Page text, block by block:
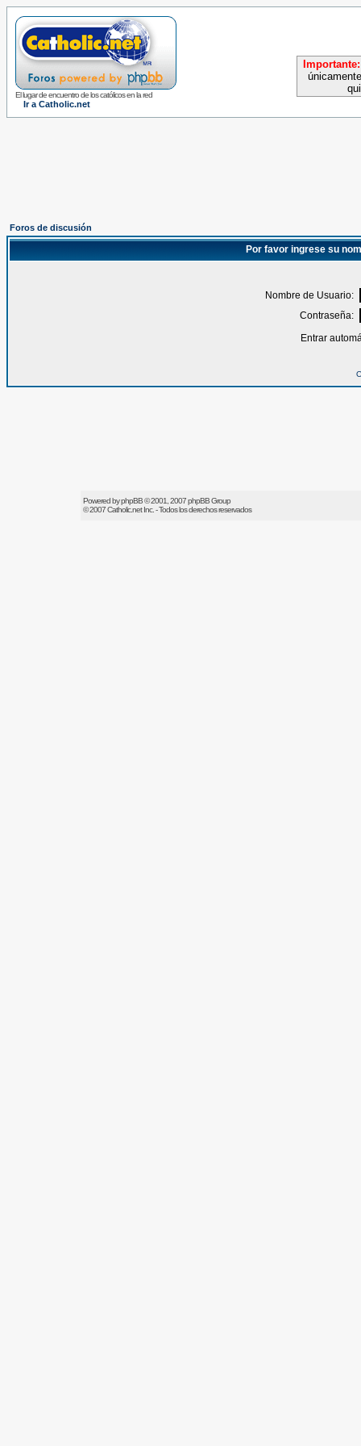
El lugar de encuentro de los católicos en la red
Ir a Catholic.net
Importante:
Foros de discusión
Por favor ingrese su
Nombre de Usuario:
Contraseña:
Entrar
Powered byphpBB© 2001, 2007 phpBB Group
© 2007Catholic.netInc. - Todos los derechos reservados